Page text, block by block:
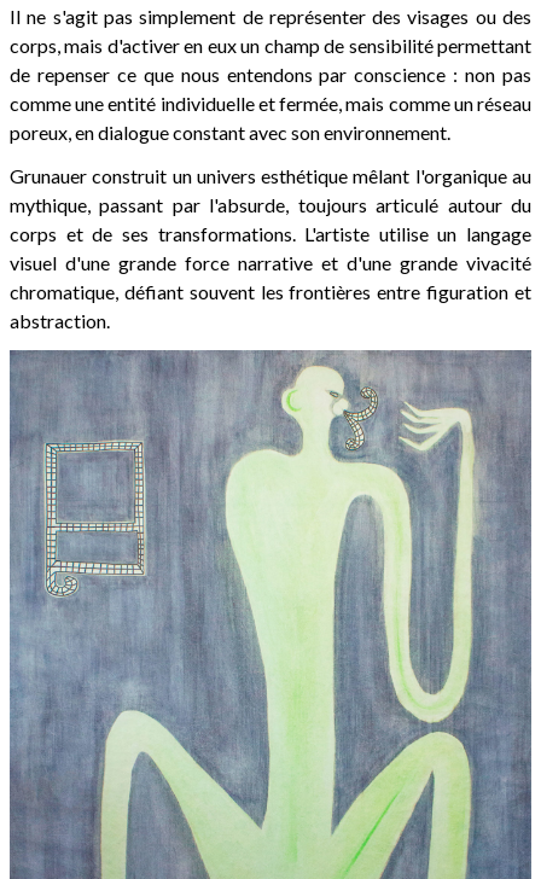
Il ne s'agit pas simplement de représenter des visages ou des
corps, mais d'activer en eux un champ de sensibilité permettant
de repenser ce que nous entendons par conscience : non pas
comme une entité individuelle et fermée, mais comme un réseau
poreux, en dialogue constant avec son environnement.
Grunauer construit un univers esthétique mêlant l'organique au
mythique, passant par l'absurde, toujours articulé autour du
corps et de ses transformations. L'artiste utilise un langage
visuel d'une grande force narrative et d'une grande vivacité
chromatique, défiant souvent les frontières entre figuration et
abstraction.